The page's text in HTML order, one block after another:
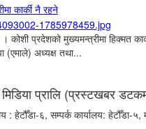
कार्की नै रहने
कोशी प्रदेशको मुख्यमन्त्रीमा हिक्मत
अध्यक्ष तथा...
मिडिया प्रालि (प्रस्टखबर
: हेटौँडा-६, सम्पर्क कार्यालय: हेटौँडा-